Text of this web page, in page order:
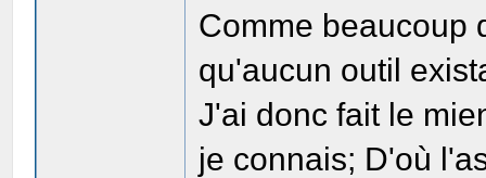
Comme beaucoup
qu'aucun outil
J'ai donc fait le
je connais; D'où